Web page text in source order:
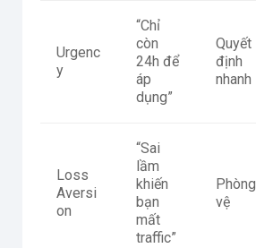
Urgenc
y
“Chỉ
còn
24h để
áp
dụng”
Quyết
định
nhanh
Loss
Aversi
on
“Sai
lầm
khiến
bạn
mất
traffic”
Phòng
vệ